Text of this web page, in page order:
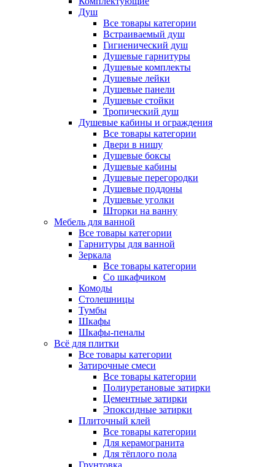
Душ
Все товары категории
Встраиваемый душ
Гигиенический душ
Душевые гарнитуры
Душевые комплекты
Душевые лейки
Душевые панели
Душевые стойки
Тропический душ
Душевые кабины и ограждения
Все товары категории
Двери в нишу
Душевые боксы
Душевые кабины
Душевые перегородки
Душевые поддоны
Душевые уголки
Шторки на ванну
Мебель для ванной
Все товары категории
Гарнитуры для ванной
Зеркала
Все товары категории
Со шкафчиком
Комоды
Столешницы
Тумбы
Шкафы
Шкафы-пеналы
Всё для плитки
Все товары категории
Затирочные смеси
Все товары категории
Полиуретановые затирки
Цементные затирки
Эпоксидные затирки
Плиточный клей
Все товары категории
Для керамогранита
Для тёплого пола
Грунтовка